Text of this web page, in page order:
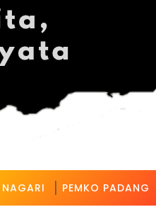
PEMKO PADANG